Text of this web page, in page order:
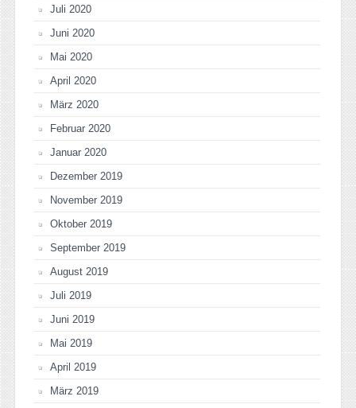
Juli 2020
Juni 2020
Mai 2020
April 2020
März 2020
Februar 2020
Januar 2020
Dezember 2019
November 2019
Oktober 2019
September 2019
August 2019
Juli 2019
Juni 2019
Mai 2019
April 2019
März 2019